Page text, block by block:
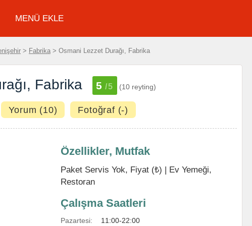
MENÜ EKLE
> Fabrika > Osmani Lezzet Durağı, Fabrika
Fabrika 5 /5 (10 reyting)
Yorum (10) Fotoğraf (-)
Özellikler, Mutfak
Paket Servis Yok, Fiyat (₺) | Ev Yemeği,
Restoran
Çalışma Saatleri
Pazartesi:
11:00-22:00